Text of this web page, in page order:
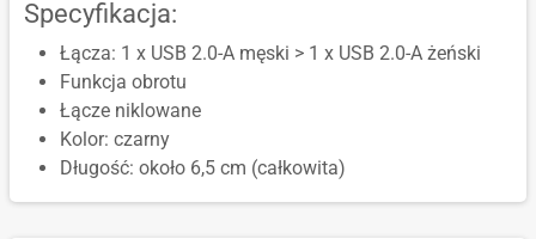
Specyfikacja:
Łącza: 1 x USB 2.0-A męski > 1 x USB 2.0-A żeński
Funkcja obrotu
Łącze niklowane
Kolor: czarny
Długość: około 6,5 cm (całkowita)